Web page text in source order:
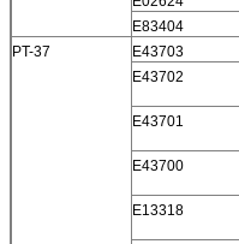
E83404
PT-37
E43703
E43702
E43701
E43700
E13318